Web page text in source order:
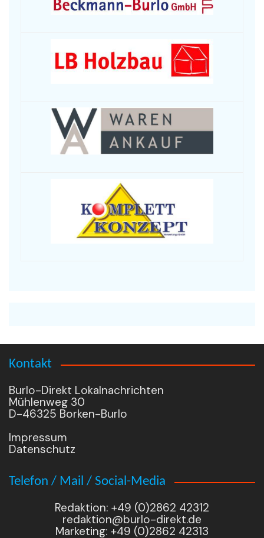
Kontakt
Burlo-Direkt Lokalnachrichten
Mühlenweg 30
D-46325 Borken-Burlo
Impressum
Datenschutz
Telefon / Mail / Social-Media
Redaktion: +49 (0)2862 42312
redaktion@burlo-direkt.de
Marketing: +49 (0)2862 42313